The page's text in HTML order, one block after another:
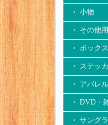
・ 小物
・ その他
・ ボックス
・ ステッ
・ アパレ
・ DVD・
・ サング